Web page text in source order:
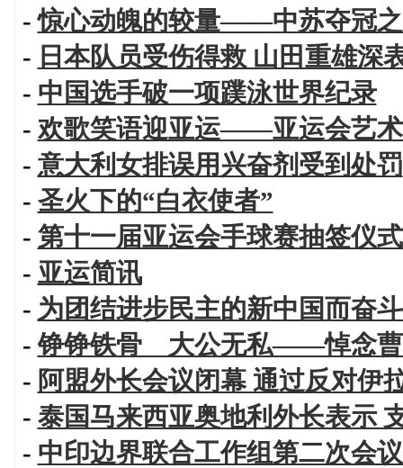
-惊心动魄的较量——中苏夺冠
- 日本队员受伤得救 山田重雄深
- 中国选手破一项蹼泳世界纪录
- 欢歌笑语迎亚运——亚运会艺
- 意大利女排误用兴奋剂受到处罚
- 圣火下的“白衣使者”
- 第十一届亚运会手球赛抽签仪
- 亚运简讯
- 为团结进步民主的新中国而奋
-铮铮铁骨 大公无私——悼念曹
- 阿盟外长会议闭幕 通过反对伊
- 泰国马来西亚奥地利外长表示
- 中印边界联合工作组第二次会